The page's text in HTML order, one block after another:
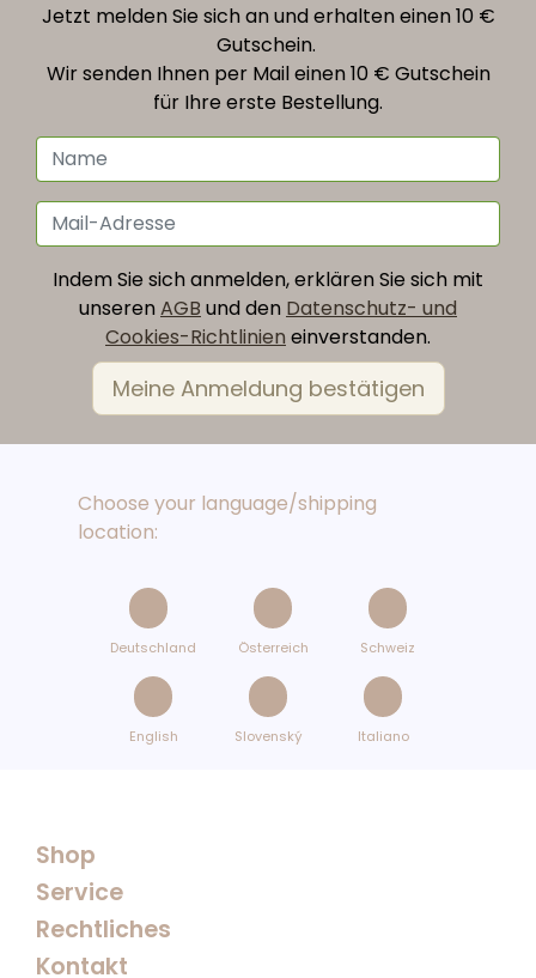
Jetzt melden Sie sich an und erhalten einen 10 €
Gutschein.
Wir senden Ihnen per Mail einen 10 € Gutschein
für Ihre erste Bestellung.
Indem Sie sich anmelden, erklären Sie sich mit
unserenAGB und den Datenschutz- und
Cookies-Richtlinien einverstanden.
Choose your language/shipping
location:
Deutschland Österreich Schweiz
English Slovenský Italiano
Shop
Service
Rechtliches
Kontakt